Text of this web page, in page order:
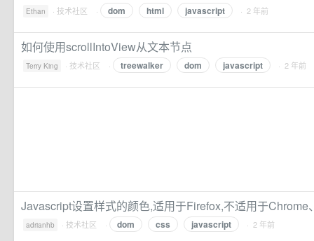
Ethan · 技术社区 · dom html javascript · 2 年前
如何使用scrollIntoView从文本节点
Terry King · 技术社区 · treewalker dom javascript · 2 年前
Javascript设置样式的颜色,适用于Firefox,不适用于Chrome
adrianhb · 技术社区 · dom css javascript · 2 年前